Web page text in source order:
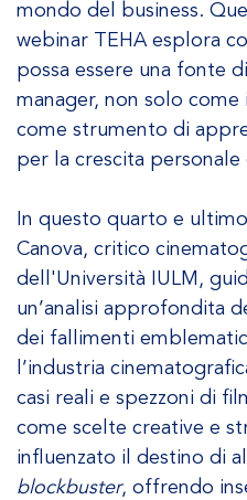
mondo del business.
webinar TEHA esplora
possa essere una fonte
manager, non solo
come strumento di
per la crescita
In questo quarto e
Canova, critico
dell'Università IULM,
un’analisi approfondita
dei fallimenti
l’industria
casi reali e spezzoni di
come scelte creative e
influenzato il destino di
blockbuster, offrendo